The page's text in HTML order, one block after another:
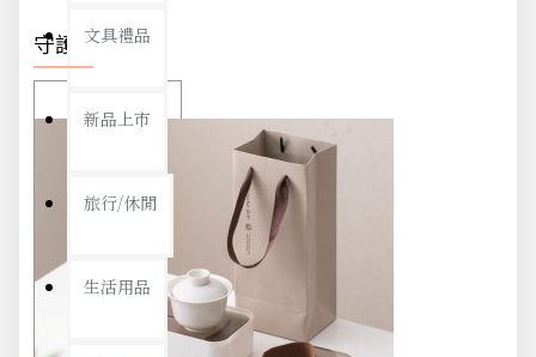
文具禮品
新品上市
旅行/休閒
生活用品
守護你我